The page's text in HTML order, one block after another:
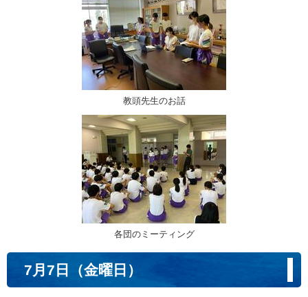
教頭先生のお話
各団のミーティング
7月7日（金曜日）